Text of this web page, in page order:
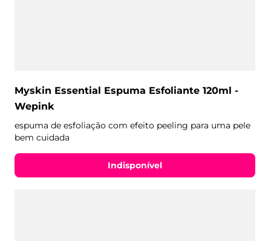
Myskin Essential Espuma Esfoliante 120ml -
Wepink
espuma de esfoliação com efeito peeling para uma pele
bem cuidada
Indisponível